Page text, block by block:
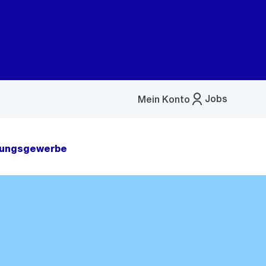
Jobs
Mein Konto
Menü